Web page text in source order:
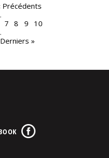
Précédents
7 8 9
10
Derniers »